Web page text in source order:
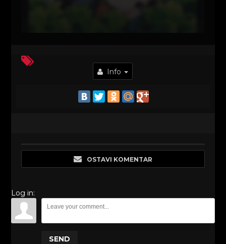
Info
OSTAVI KOMENTAR
Log in:
SEND